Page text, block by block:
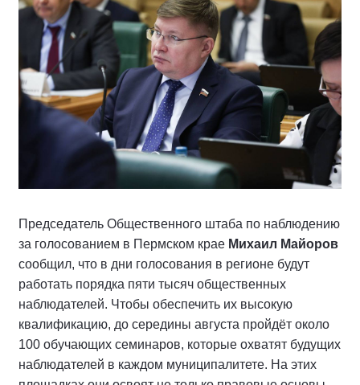
Председатель Общественного штаба по наблюдению
за голосованием в Пермском крае Михаил Майоров
сообщил, что в дни голосования в регионе будут
работать порядка пяти тысяч общественных
наблюдателей. Чтобы обеспечить их высокую
квалификацию, до середины августа пройдёт около
100 обучающих семинаров, которые охватят будущих
наблюдателей в каждом муниципалитете. На этих